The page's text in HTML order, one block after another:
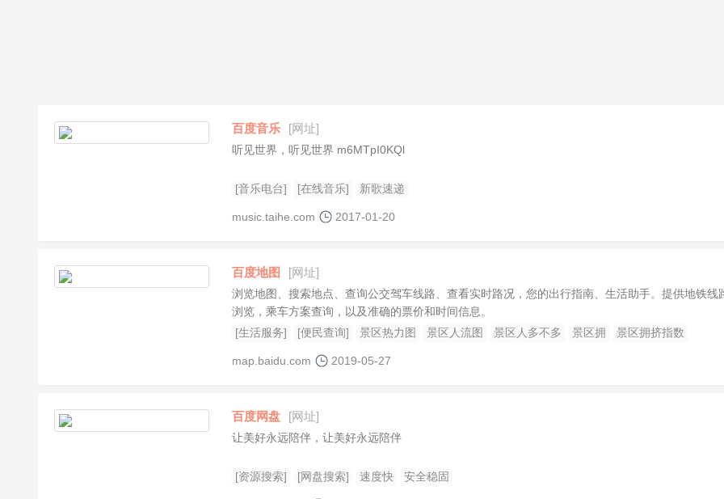
百度音乐 [网址]
听见世界，听见世界 m6MTpI0KQl
[音乐电台] [在线音乐] 新歌速递
music.taihe.com 2017-01-20
百度地图 [网址]
浏览地图、搜索地点、查询公交驾车线路、查看实时路况，您的出行指南、生活助手。提供地铁线
浏览，乘车方案查询，以及准确的票价和时间信息。
[生活服务]
[便民查询] 景区热力图 景区人流图 景区人多不多 景区拥 景区拥挤指数
map.baidu.com 2019-05-27
百度网盘 [网址]
让美好永远陪伴，让美好永远陪伴
[资源搜索] [网盘搜索] 速度快 安全稳固